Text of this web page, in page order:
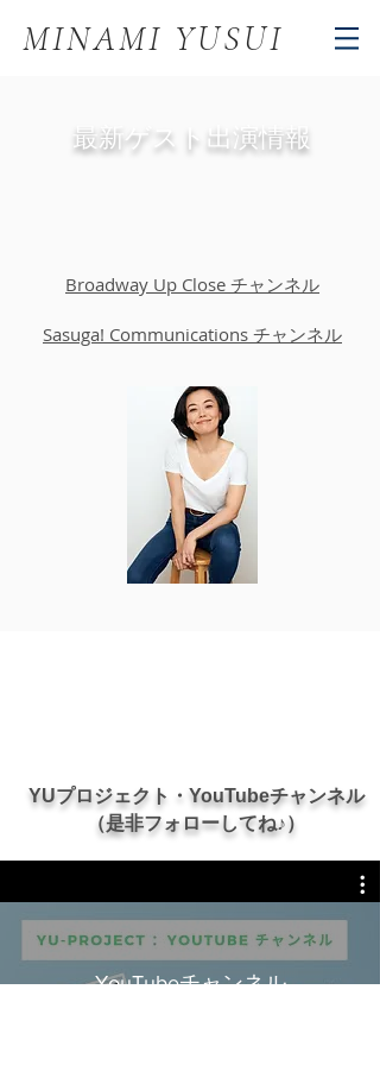
MINAMI YUSUI
最新ゲスト出演情報
Broadway Up Close チャンネル
Sasuga! Communications チャンネル
YUプロジェクト・YouTubeチャンネル
（是非フォローしてね♪）
YouTubeチャンネル